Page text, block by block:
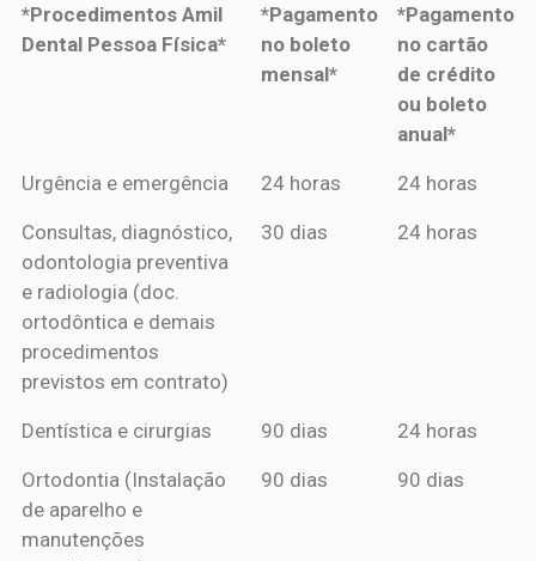
*Procedimentos Amil
Dental Pessoa Física*
*Pagamento
no boleto
mensal*
*Pagamento
no cartão
de crédito
ou boleto
anual*
*Procedimentos Amil
*Pagamento
mensal*
*Pagamento
de crédito
Urgência e emergência 24 horas 24 horas
Consultas, diagnóstico,
odontologia preventiva
e radiologia (doc.
ortodôntica e demais
procedimentos
previstos em contrato)
30 dias 24 horas
Dentística e cirurgias 90 dias 24 horas
Ortodontia (Instalação
de aparelho e
manutenções
90 dias 90 dias